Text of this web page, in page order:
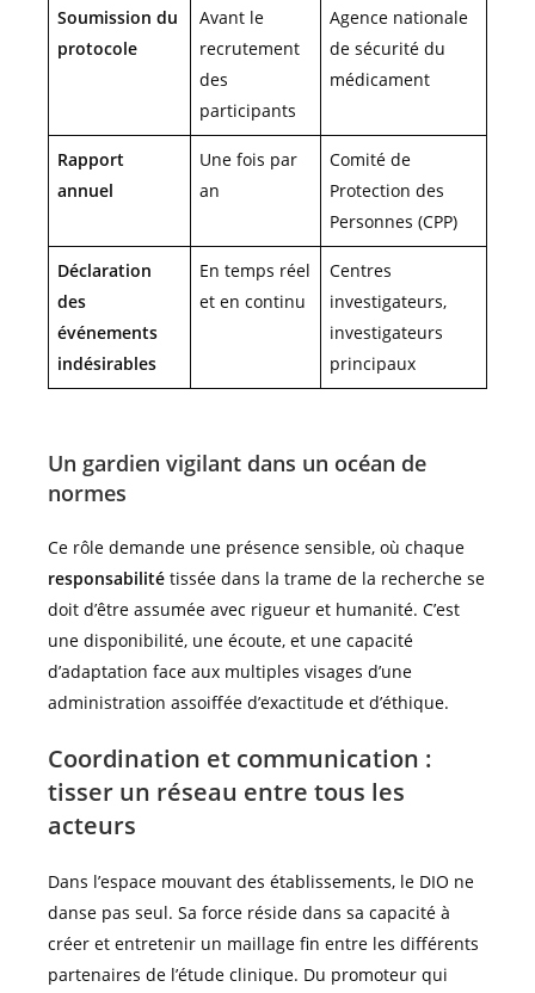
Soumission du
protocole
Avant le
recrutement
des
participants
Agence nationale
de sécurité du
médicament
Rapport
annuel
Une fois par
an
Comité de
Protection des
Personnes (CPP)
Déclaration
des
événements
indésirables
En temps réel
et en continu
Centres
investigateurs,
investigateurs
principaux
Un gardien vigilant dans un océan de
normes
Ce rôle demande une présence sensible, où chaque
responsabilité tissée dans la trame de la recherche se
doit d’être assumée avec rigueur et humanité. C’est
une disponibilité, une écoute, et une capacité
d’adaptation face aux multiples visages d’une
administration assoiffée d’exactitude et d’éthique.
Coordination et communication :
tisser un réseau entre tous les
acteurs
Dans l’espace mouvant des établissements, le DIO ne
danse pas seul. Sa force réside dans sa capacité à
créer et entretenir un maillage fin entre les différents
partenaires de l’étude clinique. Du promoteur qui